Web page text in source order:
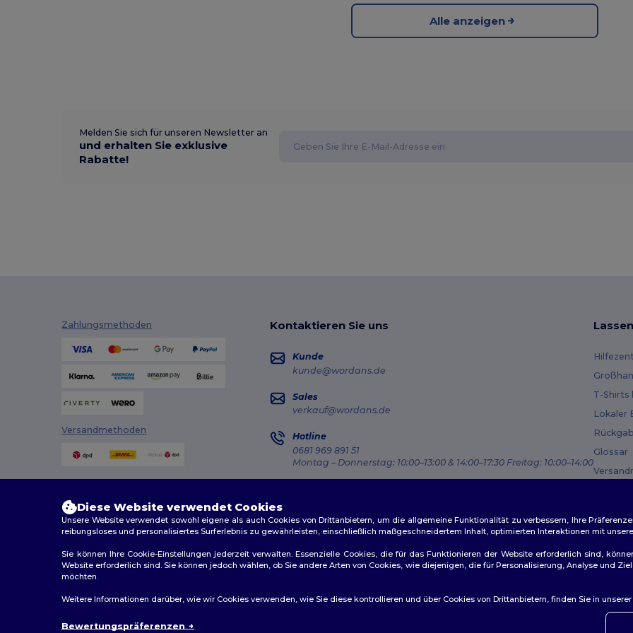
Alle anzeigen
Melden Sie sich für unseren Newsletter an
und erhalten Sie exklusive
Rabatte!
Zahlungsmethoden
Versandmethoden
Kontaktieren Sie uns
Kunde
kunde@wordans.de
Sales
verkauf@wordans.de
Hotline
0681 969 891 51
Montag – Donnerstag: 10:00–13:00 & 14:00–17:30 Freitag: 10:00–14:00
T-Shirts
Lokaler
Glossar
2026. Alle Rechte vorbehalten
Diese Website verwendet Cookies
Unsere Website verwendet sowohl eigene als auch Cookies von Drittanbietern, um die allgemeine Funktionalität zu verbessern, Ihre
reibungsloses und personalisiertes Surferlebnis zu gewährleisten, einschließlich maßgeschneidertem Inhalt, optimierten Interaktionen mit
Sie können Ihre Cookie-Einstellungen jederzeit verwalten. Essenzielle Cookies, die für das Funktionieren der Website erforderlich sind,
Website erforderlich sind. Sie können jedoch wählen, ob Sie andere Arten von Cookies, wie diejenigen, die für Personalisierung, Analyse und
möchten.
Weitere Informationen darüber, wie wir Cookies verwenden, wie Sie diese kontrollieren und über Cookies von Drittanbietern, finden Sie in unserer
Bewertungspräferenzen
👋